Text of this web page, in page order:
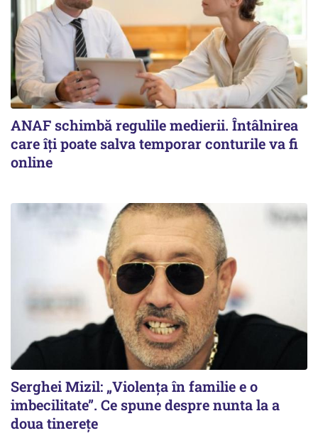
ANAF schimbă regulile medierii. Întâlnirea
care îți poate salva temporar conturile va fi
online
Serghei Mizil: „Violența în familie e o
imbecilitate”. Ce spune despre nunta la a
doua tinerețe